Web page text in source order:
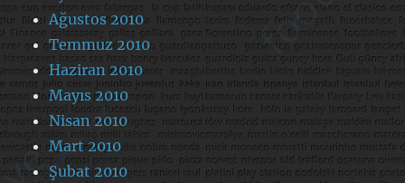
Ağustos 2010
Temmuz 2010
Haziran 2010
Mayıs 2010
Nisan 2010
Mart 2010
Şubat 2010